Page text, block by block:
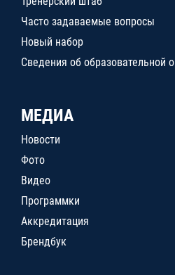
Часто задаваемые вопросы
Новый набор
Сведения об образовательной
МЕДИА
Новости
Фото
Видео
Программки
Аккредитация
Брендбук